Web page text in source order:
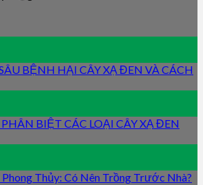
BỆNH HẠI CÂY XẠ ĐEN VÀ CÁCH
BIỆT CÁC LOẠI CÂY XẠ ĐEN
Thủy: Có Nên Trồng Trước Nhà?